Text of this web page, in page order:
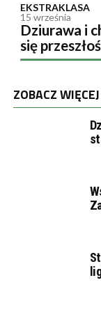
EKSTRAKLASA
15 września
Dziurawa i
się
ZOBACZ